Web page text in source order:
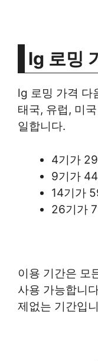
lg 로밍
lg 로밍 가격 다
태국, 유럽, 미
일합니다.
4기가
9기가
14기가
26기가
이용 기간은 모
사용 가능합니
제없는 기간입